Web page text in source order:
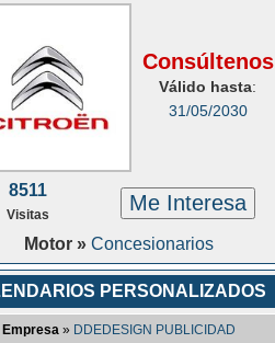
Consúltenos
Válido hasta:
31/05/2030
8511
Visitas Me Interesa
Motor » Concesionarios
PERSONALIZADOS
Empresa» DDEDESIGN PUBLICIDAD